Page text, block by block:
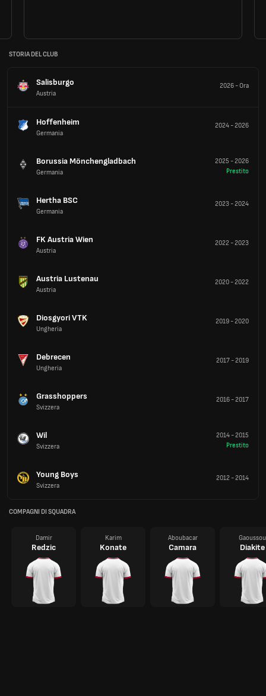
STORIA DEL CLUB
Salisburgo
Austria
2026-Ora
Hoffenheim
Germania
2024-2026
Borussia Mönchengladbach
Germania
2025 -2026
Prestito
Hertha BSC
Germania
2023-2024
FK Austria Wien
Austria
2022-2023
Austria Lustenau
Austria
2020-2022
Diosgyori VTK
Ungheria
2019-2020
Debrecen
Ungheria
2017-2019
Grasshoppers
Svizzera
2016-2017
Wil
Svizzera
2014-2015
Prestito
Young Boys
Svizzera
2012-2014
COMPAGNI DI SQUADRA
Damir
Redzic
Karim
Konate
Aboubacar
Camara
Gaoussou
Diakite